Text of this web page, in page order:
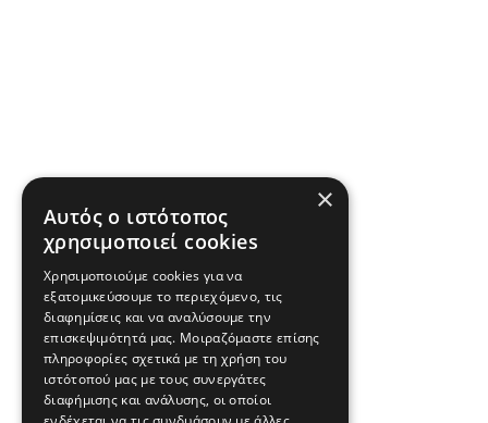
×
Αυτός ο ιστότοπος
χρησιμοποιεί cookies
Χρησιμοποιούμε cookies για να
εξατομικεύσουμε το περιεχόμενο, τις
διαφημίσεις και να αναλύσουμε την
επισκεψιμότητά μας. Μοιραζόμαστε επίσης
πληροφορίες σχετικά με τη χρήση του
ιστότοπού μας με τους συνεργάτες
διαφήμισης και ανάλυσης, οι οποίοι